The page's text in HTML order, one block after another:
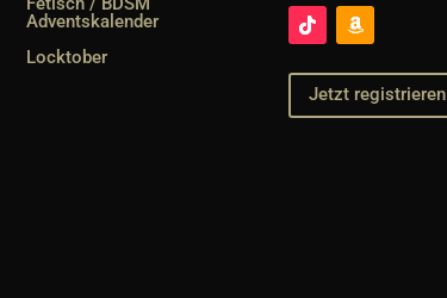
Adventskalender
Locktober
Jetzt registrieren